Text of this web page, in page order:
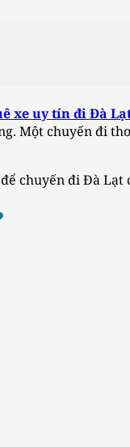
xe uy tín đi Đà
Một chuyến đi
chuyến đi Đà